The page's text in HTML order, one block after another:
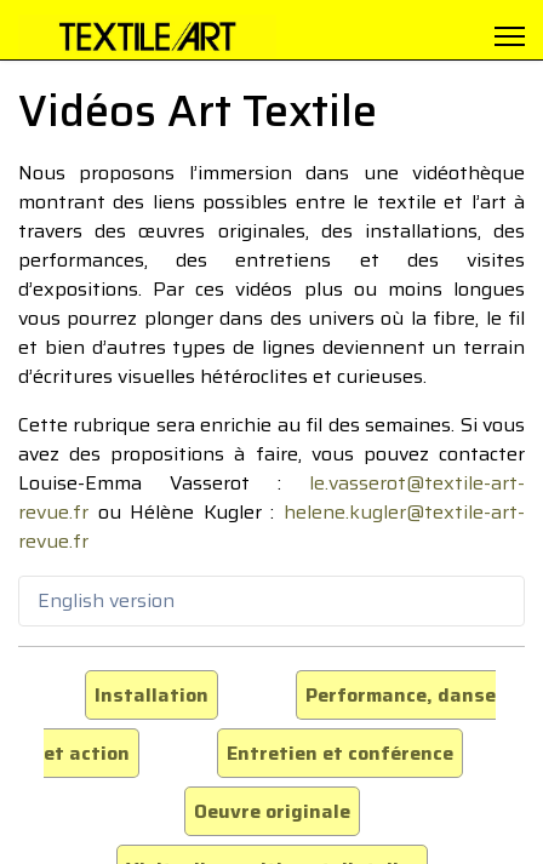
Vidéos Art Textile
Nous proposons l’immersion dans une vidéothèque
montrant des liens possibles entre le textile et l’art à
travers des œuvres originales, des installations, des
performances, des entretiens et des visites
d’expositions. Par ces vidéos plus ou moins longues
vous pourrez plonger dans des univers où la fibre, le fil
et bien d’autres types de lignes deviennent un terrain
d’écritures visuelles hétéroclites et curieuses.
Cette rubrique sera enrichie au fil des semaines. Si vous
avez des propositions à faire, vous pouvez contacter
Louise-Emma Vasserot : le.vasserot@textile-art-
revue.fr ou Hélène Kugler : helene.kugler@textile-art-
revue.fr
English version
Installation
Performance, danse
et action
Entretien et conférence
Oeuvre originale